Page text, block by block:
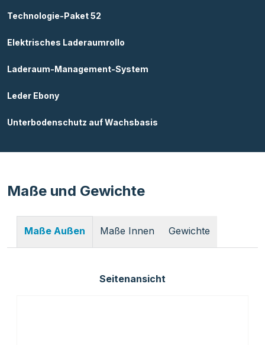
Technologie-Paket 52
Elektrisches Laderaumrollo
Laderaum-Management-System
Leder Ebony
Unterbodenschutz auf Wachsbasis
Maße und Gewichte
Maße Außen Maße Innen Gewichte
Seitenansicht